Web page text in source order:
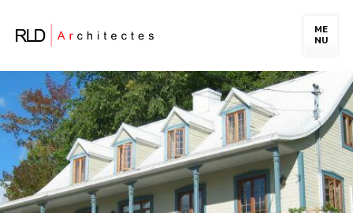
PORTFOLIO
LA FIRME
NOTRE ÉQUIPE
CARRIÈRE
NOUS JOINDRE
ME
NU